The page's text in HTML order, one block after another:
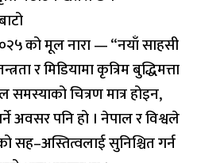
को मूल नारा — “नयाँ साहसी
र मिडियामा कृत्रिम बुद्धिमत्ता
चित्रण मात्र होइन,
अवसर पनि हो । नेपाल र विश्वले
सह–अस्तित्वलाई सुनिश्चित गर्न